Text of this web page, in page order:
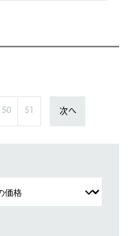
50 51 次へ